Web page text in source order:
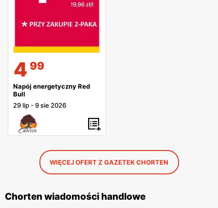
4 99
Napój energetyczny Red
Bull
29 lip -9 sie 2026
WIĘCEJ OFERT Z GAZETEK CHORTEN
Chorten wiadomości handlowe